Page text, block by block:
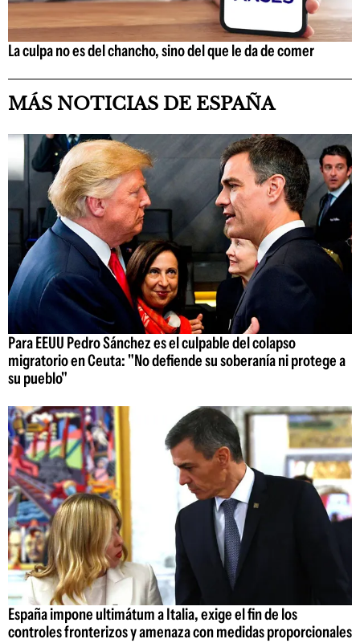
La culpa no es del chancho, sino del que le da de comer
MÁS NOTICIAS DE ESPAÑA
Para EEUU Pedro Sánchez es el culpable del colapso
migratorio en Ceuta: "No defiende su soberanía ni protege a
su pueblo"
España impone ultimátum a Italia, exige el fin de los
controles fronterizos y amenaza con medidas proporcionales